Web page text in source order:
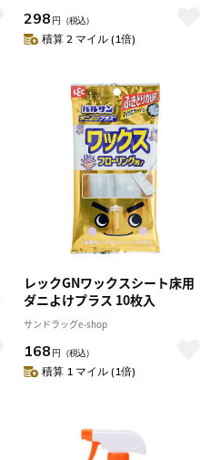
298 円 （税込）
積算 2 マイル (1倍)
レックGNワックスシート床用
ダニよけプラス 10枚入
サンドラッグe-shop
168 円 （税込）
積算 1 マイル (1倍)